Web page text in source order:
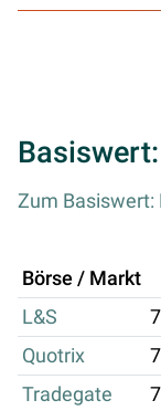
Zum Basiswert:
Börse / Markt
L&S
Quotrix
Tradegate